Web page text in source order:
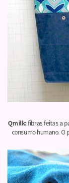
Qmilk:fibras feitas a
consumo humano. O